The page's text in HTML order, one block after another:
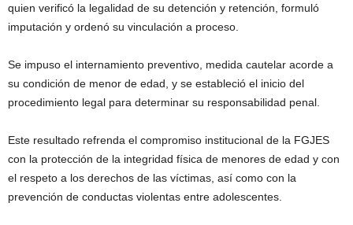
quien verificó la legalidad de su detención y retención, formuló
imputación y ordenó su vinculación a proceso.
Se impuso el internamiento preventivo, medida cautelar acorde a
su condición de menor de edad, y se estableció el inicio del
procedimiento legal para determinar su responsabilidad penal.
Este resultado refrenda el compromiso institucional de la FGJES
con la protección de la integridad física de menores de edad y con
el respeto a los derechos de las víctimas, así como con la
prevención de conductas violentas entre adolescentes.